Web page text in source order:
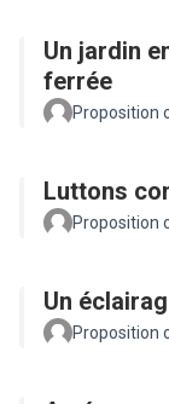
Un jardin
ferrée
Proposition
Luttons
Proposition
Un
Proposition